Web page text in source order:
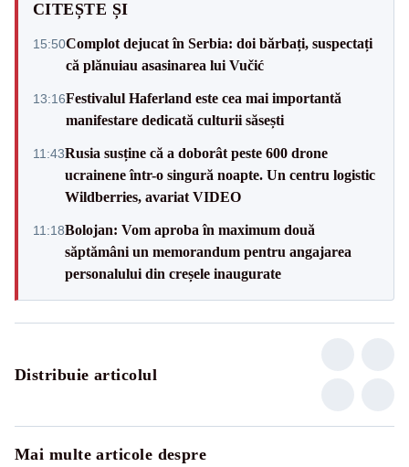
CITEȘTE ȘI
15:50Complot dejucat în Serbia: doi bărbați, suspectați
că plănuiau asasinarea lui Vučić
13:16Festivalul Haferland este cea mai importantă
manifestare dedicată culturii săsești
11:43Rusia susține că a doborât peste 600 drone
ucrainene într-o singură noapte. Un centru logistic
Wildberries, avariat VIDEO
11:18Bolojan: Vom aproba în maximum două
săptămâni un memorandum pentru angajarea
personalului din creșele inaugurate
Distribuie articolul
Mai multe articole despre